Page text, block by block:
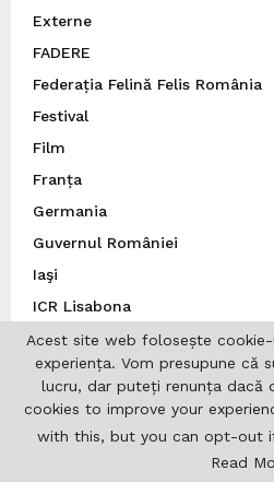
Externe
FADERE
Federația Felină Felis România
Festival
Film
Franța
Germania
Guvernul României
Iaşi
ICR Lisabona
ICR Londra
India
Institutul Cultural Român
Institutul Francez
Acest site web folosește
experiența. Vom presupune că
lucru, dar puteți renunța dacă
cookies to improve your
with this, but you can opt-out
Read